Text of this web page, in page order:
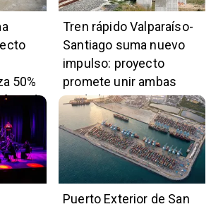
50%
Tren rápido Valparaíso-
Santiago suma nuevo
impulso: proyecto
promete unir ambas
ciudades en 45 minutos
Puerto Exterior de San